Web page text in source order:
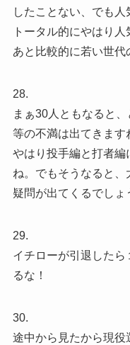
したことない、でも人
トータル的にやはり人
あと比較的に若い世代
28.
まぁ30人ともなると
等の不満は出てきます
やはり投手編と打者編
ね。でもそうなると、
疑問が出てくるでしょ
29.
イチローが引退した
るな！
30.
途中から見たから現役